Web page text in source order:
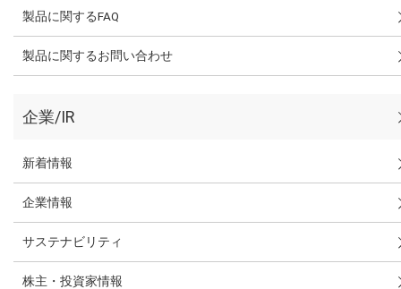
製品に関するFAQ
製品に関するお問い合わせ
企業/IR
新着情報
企業情報
サステナビリティ
株主・投資家情報